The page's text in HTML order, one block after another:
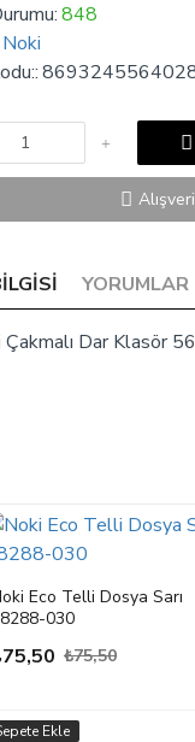
848
Noki
YORUMLAR
Çakmalı Dar Klasör
Eco Telli Dosya Sarı
030
₺75,50
Ekle